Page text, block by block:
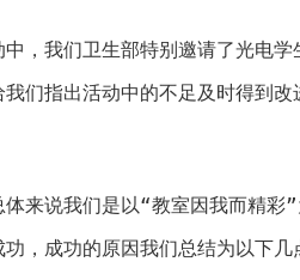
中，我们卫生部特别邀请了光电
们指出活动中的不足及时得到
体来说我们是以“教室因我而精彩
，成功的原因我们总结为以下几